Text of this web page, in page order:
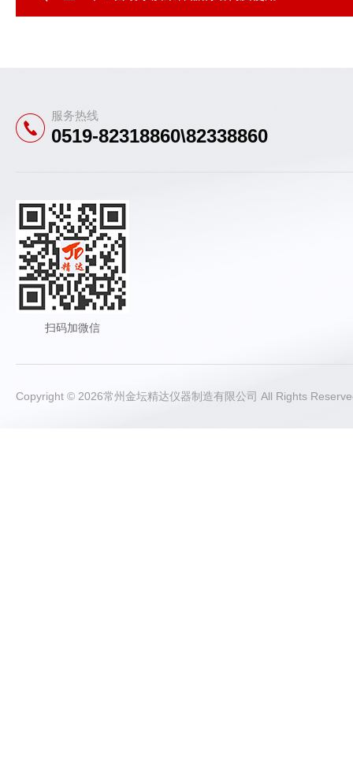
服务热线
0519-82318860\82338860
扫码加微信
Copyright © 2026常州金坛精达仪器制造有限公司 All Rights